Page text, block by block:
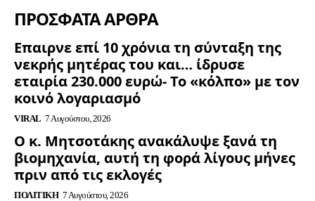
ΠΡΟΣΦΑΤΑ ΑΡΘΡΑ
Επαιρνε επί 10 χρόνια τη σύνταξη της
νεκρής μητέρας του και… ίδρυσε
εταιρία 230.000 ευρώ- Το «κόλπο» με τον
κοινό λογαριασμό
VIRAL 7 Αυγούστου, 2026
Ο κ. Μητσοτάκης ανακάλυψε ξανά τη
βιομηχανία, αυτή τη φορά λίγους μήνες
πριν από τις εκλογές
ΠΟΛΙΤΙΚΉ 7 Αυγούστου, 2026